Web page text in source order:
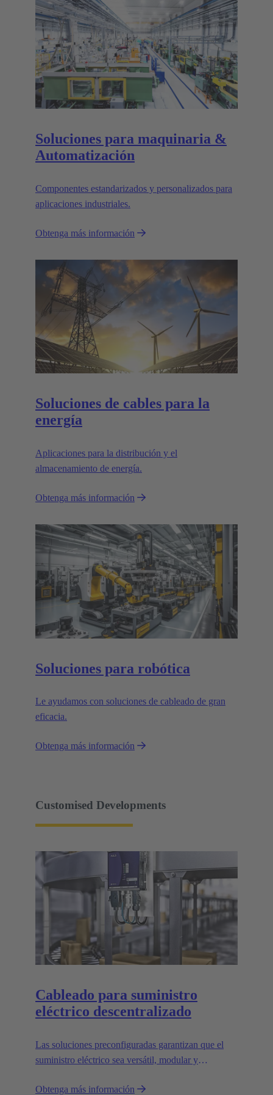
Soluciones para maquinaria &
Automatización
Componentes estandarizados y personalizados para
aplicaciones industriales.
Obtenga más información
Soluciones de cables para la
energía
Aplicaciones para la distribución y el
almacenamiento de energía.
Obtenga más información
Soluciones para robótica
Le ayudamos con soluciones de cableado de gran
eficacia.
Obtenga más información
Customised Developments
Cableado para suministro
eléctrico descentralizado
Las soluciones preconfiguradas garantizan que el
suministro eléctrico sea versátil, modular y
Obtenga más información